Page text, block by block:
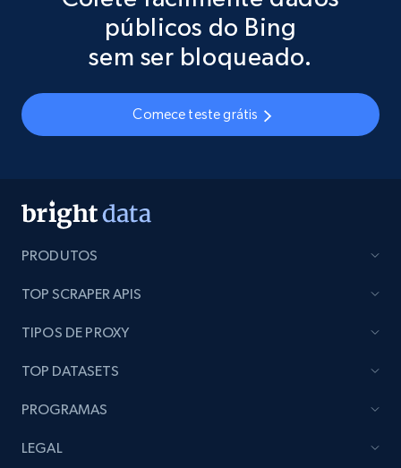
públicos do Bing
sem ser bloqueado.
Comece teste grátis
PRODUTOS
TOP SCRAPER APIS
TIPOS DE PROXY
TOP DATASETS
PROGRAMAS
LEGAL